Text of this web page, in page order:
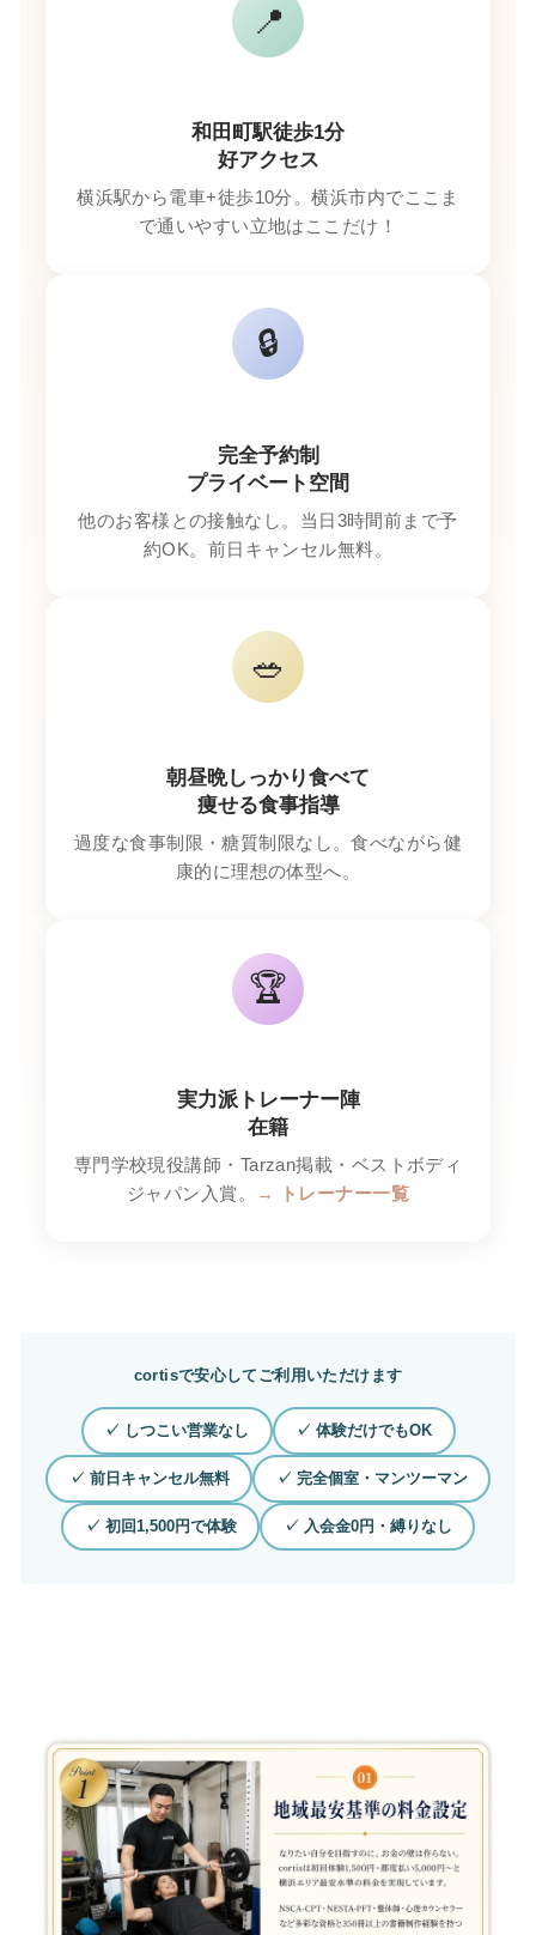
📍
和田町駅徒歩1分
好アクセス
横浜駅から電車+徒歩10分。横浜市内でここま
で通いやすい立地はここだけ！
🔒
完全予約制
プライベート空間
他のお客様との接触なし。当日3時間前まで予
約OK。前日キャンセル無料。
🥗
朝昼晩しっかり食べて
痩せる食事指導
過度な食事制限・糖質制限なし。食べながら健
康的に理想の体型へ。
🏆
実力派トレーナー陣
在籍
専門学校現役講師・Tarzan掲載・ベストボディ
ジャパン入賞。
→ トレーナー一覧
cortisで安心してご利用いただけます
✓ しつこい営業なし ✓ 体験だけでもOK
✓ 前日キャンセル無料 ✓ 完全個室・マンツーマン
✓ 初回1,500円で体験 ✓ 入会金0円・縛りなし